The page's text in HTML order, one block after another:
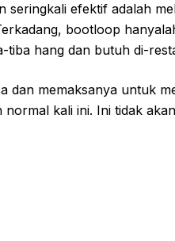
seringkali efektif adalah
bootloop
tiba hang dan butuh di-
dan memaksanya untuk
kali ini. Ini tidak